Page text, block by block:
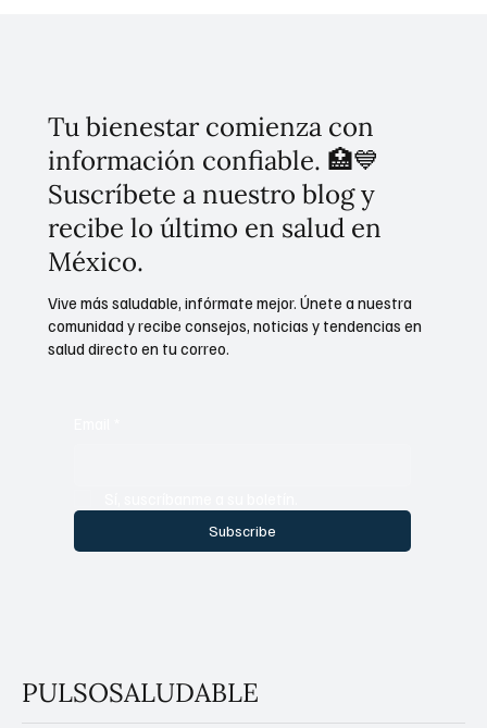
Tu bienestar comienza con
información confiable. 🏥💙
Suscríbete a nuestro blog y
recibe lo último en salud en
México.
Subscribe
Vive más saludable, infórmate mejor. Únete a nuestra
comunidad y recibe consejos, noticias y tendencias en
salud directo en tu correo.
PULSOSALUDABLE